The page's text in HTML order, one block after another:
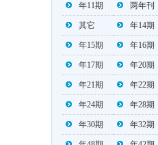
年11期 两年刊
其它 年14期
年15期 年16期
年17期 年20期
年21期 年22期
年24期 年28期
年30期 年32期